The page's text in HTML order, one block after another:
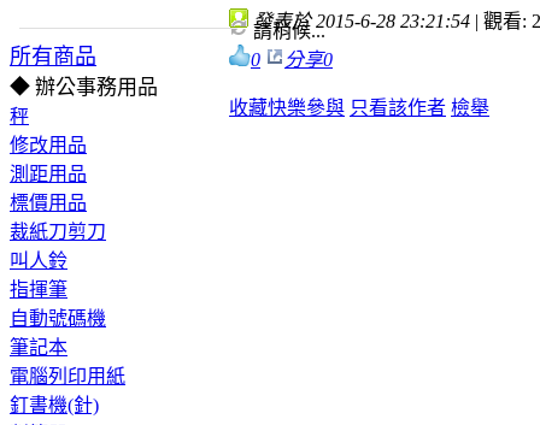
所有商品
◆ 辦公事務用品
秤
修改用品
測距用品
標價用品
裁紙刀剪刀
叫人鈴
指揮筆
自動號碼機
筆記本
電腦列印用紙
釘書機(針)
發表於 2015-6-28 23:21:54 | 觀看:
請稍候...
0
分享0
收藏快樂參與 只看該作者 檢舉